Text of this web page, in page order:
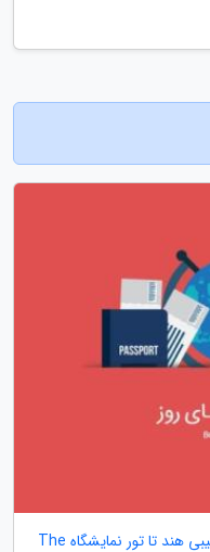
تور دهلی: برترین تورهای امروز؛ از تور ترکیبی هند تا تور نمایشگاه The